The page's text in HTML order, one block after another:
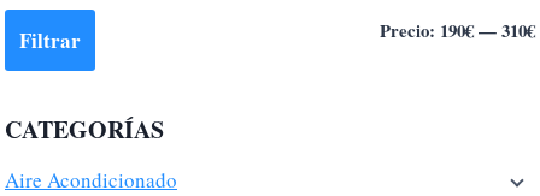
pueden
elegir
página
de
Filtrar Precio: 190€—310€
CATEGORÍAS
Aire Acondicionado